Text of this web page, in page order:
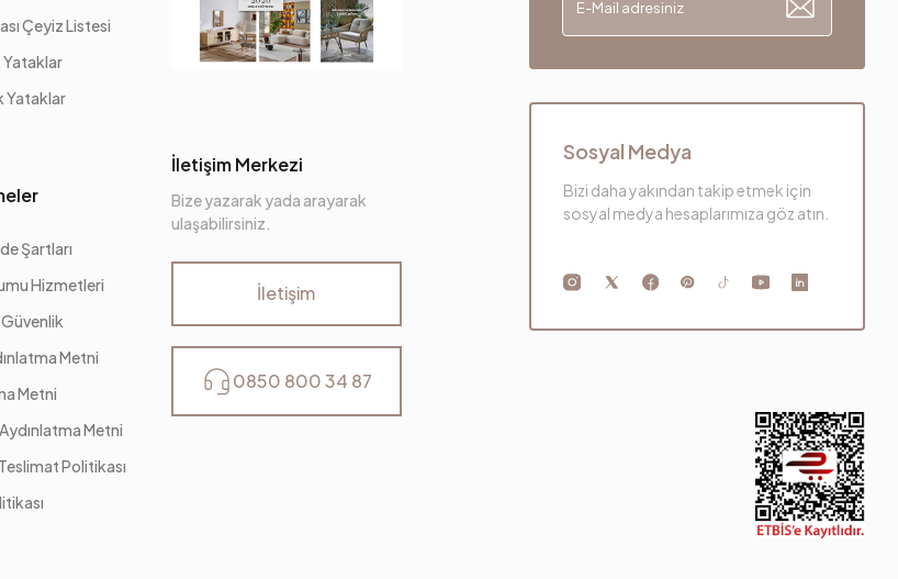
Çeyiz Listesi
Yataklar
Yataklar
Şartları
Hizmetleri
Metni
Metni
Metni
Politikası
İletişim Merkezi
Bize yazarak yada arayarak
ulaşabilirsiniz.
İletişim
0850 800 34 87
Sosyal Medya
Bizi daha yakından takip etmek için
sosyal medya hesaplarımıza göz atın.